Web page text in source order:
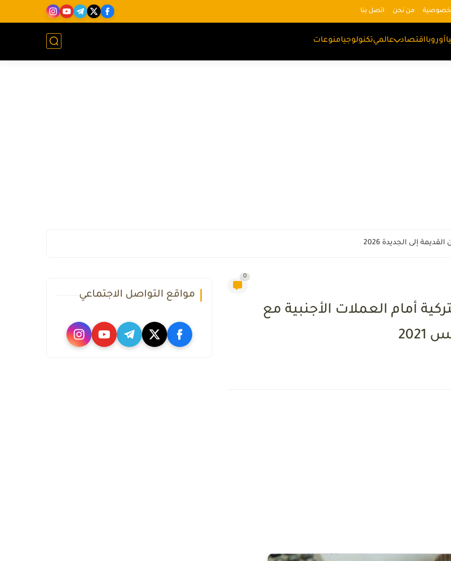
من نحن اتصل بنا
أوروبااقتصاد عالميتكنولوجيامنوعات
إلى الجديدة 2026
0
أمام العملات الأجنبية مع
مواقع التواصل الاجتماعي